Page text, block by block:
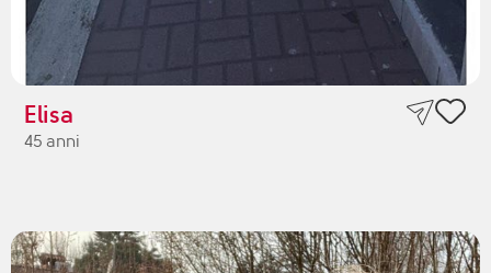
Elisa
45 anni